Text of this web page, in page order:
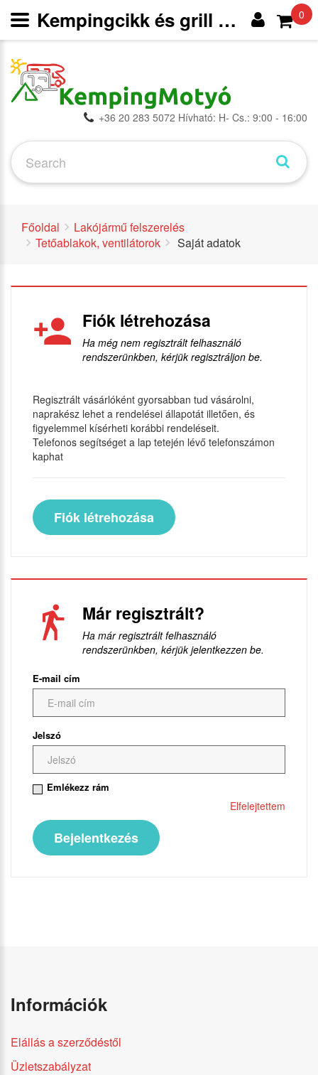
+36 20 283 5072 Hívható: H- Cs.: 9:00 - 16:00
0
Főoldal
Lakójármű felszerelés
Tetőablakok, ventilátorok
Saját adatok
Fiók létrehozása
Ha még nem regisztrált felhasználó
rendszerünkben, kérjük regisztráljon be.
Regisztrált vásárlóként gyorsabban tud vásárolni,
naprakész lehet a rendelései állapotát illetően, és
figyelemmel kísérheti korábbi rendeléseit.
Telefonos segítséget a lap tetején lévő telefonszámon
kaphat
Fiók létrehozása
Már regisztrált?
Ha már regisztrált felhasználó
rendszerünkben, kérjük jelentkezzen be.
E-mail cím
Jelszó
Emlékezz rám
Elfelejtettem
Információk
Elállás a szerződéstől
Üzletszabályzat
Kempingcikk és grill webáruház